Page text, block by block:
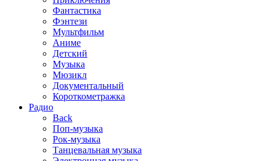
Фантастика
Фэнтези
Мультфильм
Аниме
Детский
Музыка
Мюзикл
Документальный
Короткометражка
Радио
Back
Поп-музыка
Рок-музыка
Танцевальная музыка